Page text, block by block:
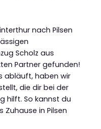
nach Pilsen
Scholz aus
Partner gefunden!
abläuft, haben wir
die dir bei der
hilft. So kannst du
in Pilsen